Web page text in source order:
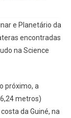
e Planetário da
encontradas
na Science
próximo, a
metros)
da Guiné, na